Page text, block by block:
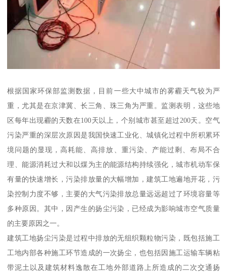
根据国家环保部监测数据，目前一些大中城市的雾霾天气较为严
重，尤其是在京津冀、长三角、珠三角为严重。监测表明，这些地
区每年出现霾的天数在100天以上，个别城市甚至超过200天。空气
污染严重的深层次原因是我国快速工业化、城镇化过程中所积累环
境问题的显现，高耗能、高排放、重污染、产能过剩、布局不合
理、能源消耗过大和以煤为主的能源结构持续强化，城市机动车保
有量的快速增长，污染排放量的大幅增加，建筑工地遍地开花，污
染控制力度不够，主要的大气污染排放总量远远超过了环境容量等
多种原因。其中，因产生的扬尘污染，已经成为影响城市空气质量
的主要原因之一。
建筑工地扬尘污染是过程中排放的无组织颗粒物污染，既包括施工
工地内部各种施工环节造成的一次扬尘，也包括因施工运输车辆粘
带泥土以及建筑材料逸散在工地外部道路上所造成的二次交通扬